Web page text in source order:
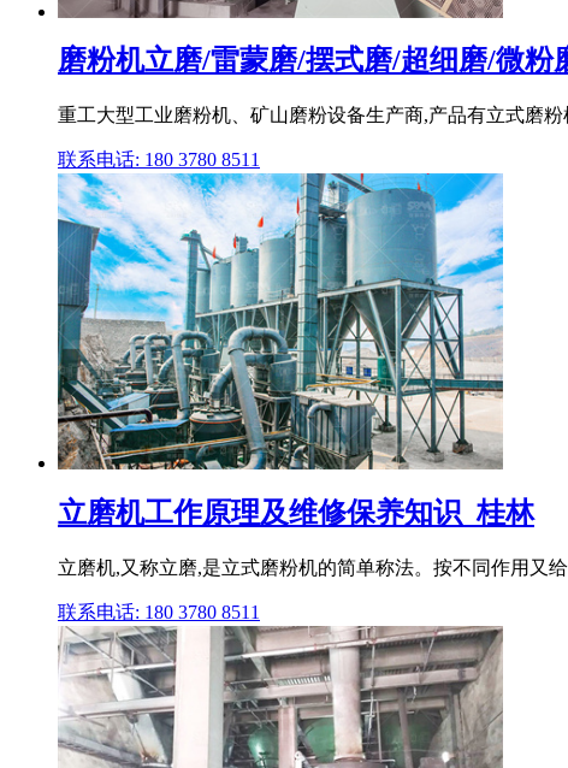
磨粉机立磨/雷蒙磨/摆式磨/超细磨/微粉
重工大型工业磨粉机、矿山磨粉设备生产商,产品有立式磨
联系电话: 180 3780 8511
立磨机工作原理及维修保养知识_桂林
立磨机,又称立磨,是立式磨粉机的简单称法。按不同作用又
联系电话: 180 3780 8511